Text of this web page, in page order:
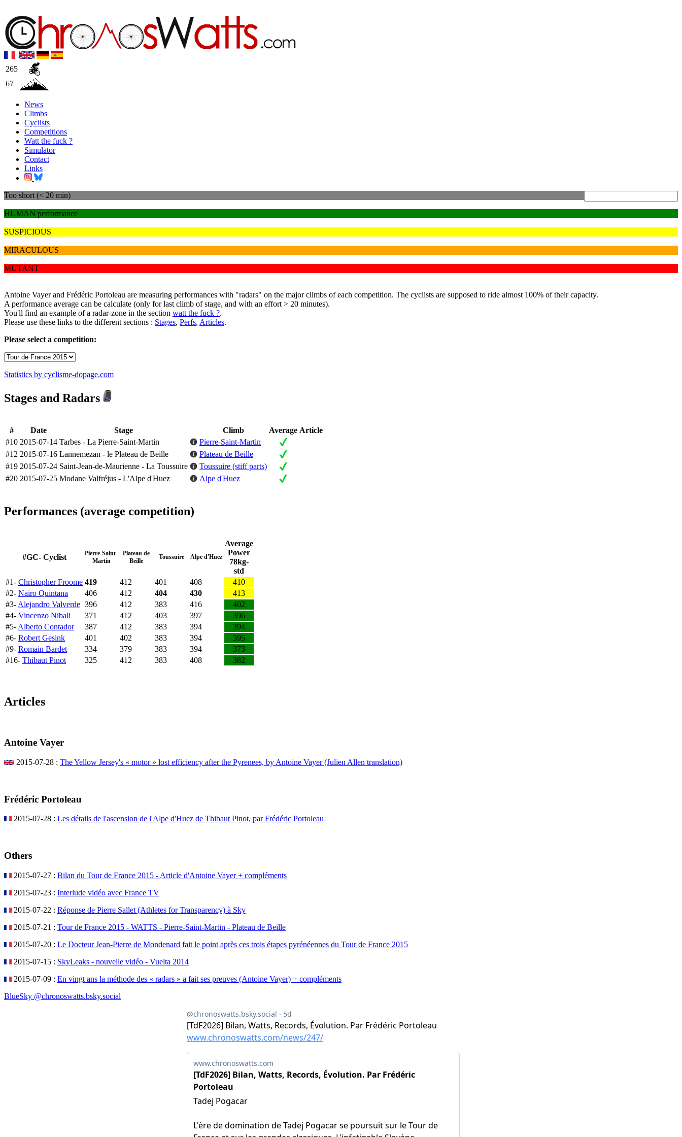
265
67
News
Climbs
Cyclists
Competitions
Watt the fuck ?
Simulator
Contact
Links
Too short (< 20 min)
HUMAN performance
SUSPICIOUS
MIRACULOUS
MUTANT
Antoine Vayer and Frédéric Portoleau are measuring performances with "radars" on the major climbs of each competition. The cyclists are supposed to ride almost 100% of their capacity.
A performance average can be calculate (only for last climb of stage, and with an effort > 20 minutes).
You'll find an example of a radar-zone in the section watt the fuck ?.
Please use these links to the different sections : Stages, Perfs, Articles.
Please select a competition:
Statistics by cyclisme-dopage.com
Stages and Radars
# Date Stage Climb Average Article
#10 2015-07-14 Tarbes - La Pierre-Saint-Martin
Pierre-Saint-Martin
#12 2015-07-16 Lannemezan - le Plateau de Beille
Plateau de Beille
#19 2015-07-24 Saint-Jean-de-Maurienne - La Toussuire
Toussuire (stiff parts)
#20 2015-07-25 Modane Valfréjus - L'Alpe d'Huez Alpe d'Huez
Performances (average competition)
#GC- Cyclist
Pierre-Saint-
Martin
Plateau de
Beille
Toussuire Alpe d'Huez
Average
Power
78kg-
std
#1- Christopher Froome 419 412 401 408
410
#2- Nairo Quintana 406 412 404 430
413
#3- Alejandro Valverde 396 412 383 416
402
#4- Vincenzo Nibali 371 412 403 397
396
#5- Alberto Contador 387 412 383 394
394
#6- Robert Gesink 401 402 383 394
395
#9- Romain Bardet 334 379 383 394
373
#16- Thibaut Pinot 325 412 383 408 382
Articles
Antoine Vayer
2015-07-28 : The Yellow Jersey's « motor » lost efficiency after the Pyrenees, by Antoine Vayer (Julien Allen translation)
Frédéric Portoleau
2015-07-28 : Les détails de l'ascension de l'Alpe d'Huez de Thibaut Pinot, par Frédéric Portoleau
Others
2015-07-27 : Bilan du Tour de France 2015 - Article d'Antoine Vayer + compléments
2015-07-23 : Interlude vidéo avec France TV
2015-07-22 : Réponse de Pierre Sallet (Athletes for Transparency) à Sky
2015-07-21 : Tour de France 2015 - WATTS - Pierre-Saint-Martin - Plateau de Beille
2015-07-20 : Le Docteur Jean-Pierre de Mondenard fait le point après ces trois étapes pyrénéennes du Tour de France 2015
2015-07-15 : SkyLeaks - nouvelle vidéo - Vuelta 2014
2015-07-09 : En vingt ans la méthode des « radars » a fait ses preuves (Antoine Vayer) + compléments
BlueSky @chronoswatts.bsky.social